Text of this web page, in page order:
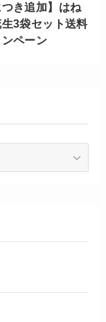
つき追加】はね
3袋セット送料
ペーン